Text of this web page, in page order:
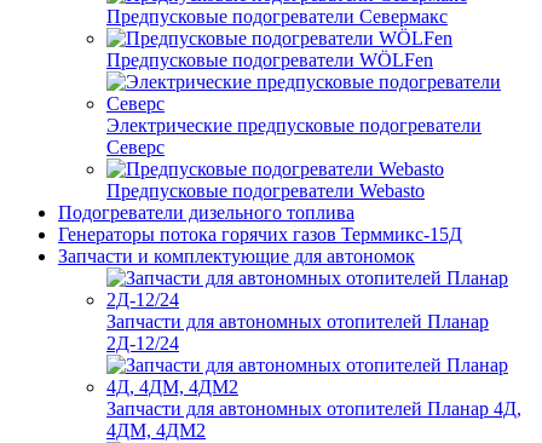
Предпусковые подогреватели Севермакс
Предпусковые подогреватели WÖLFen
Электрические предпусковые подогреватели
Северс
Предпусковые подогреватели Webasto
Подогреватели дизельного топлива
Генераторы потока горячих газов Терммикс-15Д
Запчасти и комплектующие для автономок
Запчасти для автономных отопителей Планар
2Д-12/24
Запчасти для автономных отопителей Планар 4Д,
4ДМ, 4ДМ2